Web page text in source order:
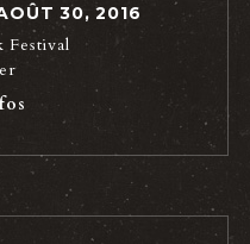
30, 2016
Festival